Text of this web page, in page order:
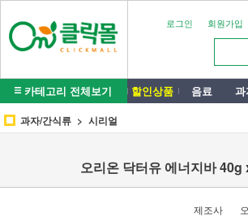
로그인 회원가입
카테고리 전체보기 할인상품 음료
과자/간식류 시리얼
오리온 닥터유 에너지바 40g
제조사